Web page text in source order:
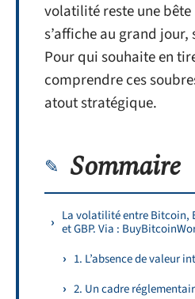
volatilité reste une
s’affiche au grand
Pour qui souhaite en
comprendre ces
atout stratégique.
Sommaire
La volatilité entre Bitcoin,
et GBP. Via :
1. L’absence de valeur
2. Un cadre